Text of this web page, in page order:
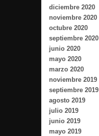
diciembre 2020
noviembre 2020
octubre 2020
septiembre 2020
junio 2020
mayo 2020
marzo 2020
noviembre 2019
septiembre 2019
agosto 2019
julio 2019
junio 2019
mayo 2019